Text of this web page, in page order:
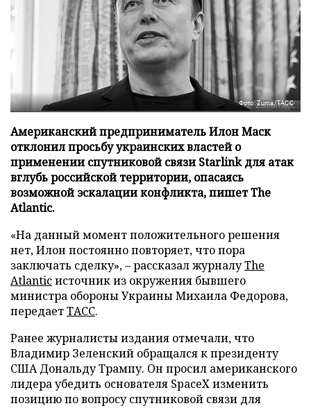
Фото: Zuma/ТАСС
Американский предприниматель Илон Маск
отклонил просьбу украинских властей о
применении спутниковой связи Starlink для атак
вглубь российской территории, опасаясь
возможной эскалации конфликта, пишет The
Atlantic.
«На данный момент положительного решения
нет, Илон постоянно повторяет, что пора
заключать сделку», – рассказал журналуThe
Atlanticисточник из окружения бывшего
министра обороны Украины Михаила Федорова,
передаетТАСС.
Ранее журналисты издания отмечали, что
Владимир Зеленский обращался к президенту
США Дональду Трампу. Он просил американского
лидера убедить основателя SpaceX изменить
позицию по вопросу спутниковой связи для